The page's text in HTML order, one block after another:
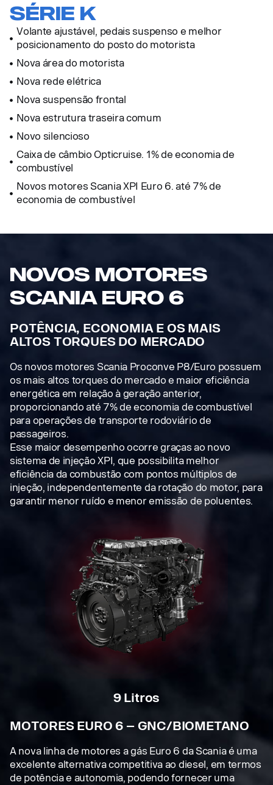
série k
Volante ajustável, pedais suspenso e melhor
posicionamento do posto do motorista
Nova área do motorista
Nova rede elétrica
Nova suspensão frontal
Nova estrutura traseira comum
Novo silencioso
Caixa de câmbio Opticruise. 1% de economia de
combustível
Novos motores Scania XPI Euro 6. até 7% de
economia de combustível
Novos motores
Scania euro 6
POTÊNCIA, ECONOMIA E OS MAIS
ALTOS TORQUES DO MERCADO
Os novos motores Scania Proconve P8/Euro possuem
os mais altos torques do mercado e maior eficiência
energética em relação à geração anterior,
proporcionando até 7% de economia de combustível
para operações de transporte rodoviário de
passageiros.
Esse maior desempenho ocorre graças ao novo
sistema de injeção XPI, que possibilita melhor
eficiência da combustão com pontos múltiplos de
injeção, independentemente da rotação do motor, para
garantir menor ruído e menor emissão de poluentes.
9 Litros
MOTORES EURO 6 – GNC/BIOMETANO
A nova linha de motores a gás Euro 6 da Scania é uma
excelente alternativa competitiva ao diesel, em termos
de potência e autonomia, podendo fornecer uma